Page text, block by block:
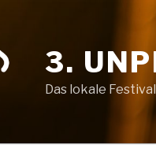
3.
Das lokale Festival